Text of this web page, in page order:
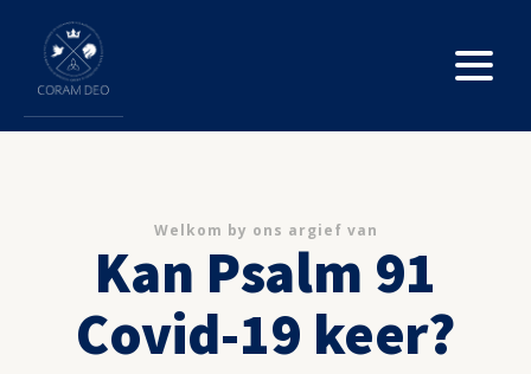
Welkom by ons argief van
Kan Psalm 91
Covid-19 keer?